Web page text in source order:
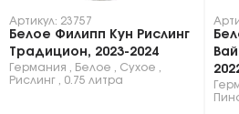
Артикул: 23757
Белое Филипп Кун Рислинг
Традицион, 2023-2024
Германия Белое Сухое
Рислинг
0.75 литра